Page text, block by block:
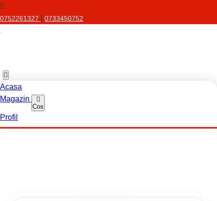
0752261327 0733450752
Acasa
Magazin
Cos
Profil